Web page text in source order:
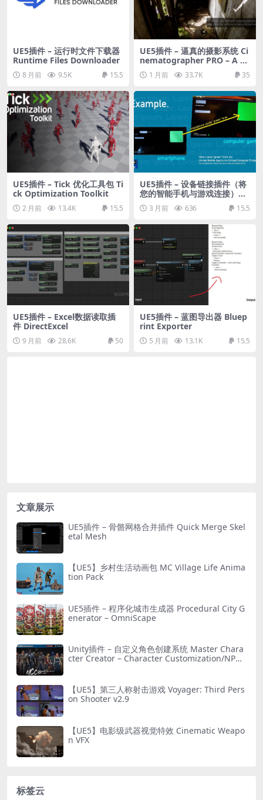
UE5插件 – 运行时文件下载器
Runtime Files Downloader
8 月前 9.5K 15.5
UE5插件 – 逼真的摄影系统 Ci
nematographer PRO – A P
hotorealistic Camera Syste
m 1 月前 33.7K 35
UE5插件 – Tick 优化工具包 Ti
ck Optimization Toolkit
2 月前 13.4K 15.5
UE5插件 – 设备链接插件（将
您的智能手机与游戏连接）Un
real Device Link – Easy Mo
bile Input
3 月前 636 15.5
UE5插件 – Excel数据读取插
件 DirectExcel
9 月前 28.6K 50
UE5插件 – 蓝图导出器 Bluep
rint Exporter
5 月前 13.1K 15.5
文章展示
UE5插件 – 骨骼网格合并插件 Quick Merge Skel
etal Mesh
【UE5】乡村生活动画包 MC Village Life Anima
tion Pack
UE5插件 – 程序化城市生成器 Procedural City G
enerator – OmniScape
Unity插件 – 自定义角色创建系统 Master Chara
cter Creator – Character Customization/NPC
【UE5】第三人称射击游戏 Voyager: Third Pers
on Shooter v2.9
【UE5】电影级武器视觉特效 Cinematic Weapo
n VFX
标签云